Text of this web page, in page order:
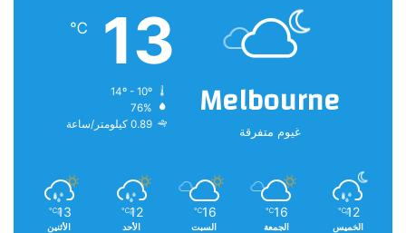
Melbourne
غيوم متفرقة
13
℃
76%
0.89 كيلومتر/ساعة
12
℃
الخميس
16
℃
الجمعة
16
℃
السبت
12
℃
الأحد
13
℃
الأثنين